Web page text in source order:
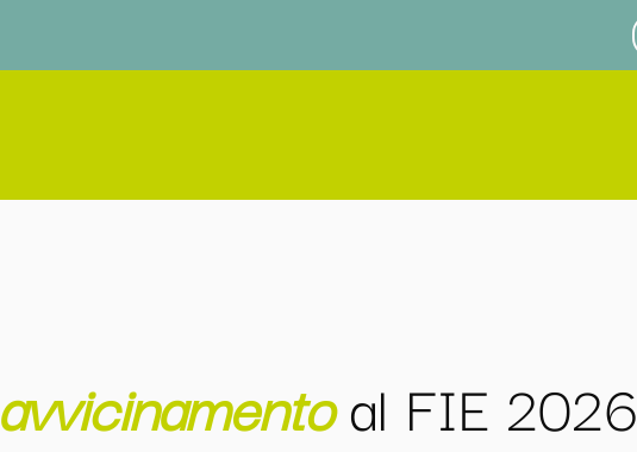
avvicinamentoal FIE 2026